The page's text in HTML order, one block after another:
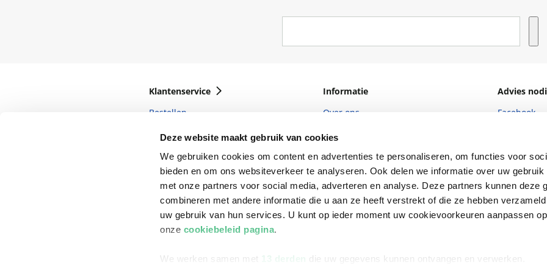
Deze website maakt gebruik van cookies
We gebruiken cookies om content en advertenties te personaliseren, om functies voor
bieden en om ons websiteverkeer te analyseren. Ook delen we informatie over uw
met onze partners voor social media, adverteren en analyse. Deze partners kunnen deze
combineren met andere informatie die u aan ze heeft verstrekt of die ze hebben
uw gebruik van hun services. U kunt op ieder moment uw cookievoorkeuren aanpassen op
onze cookiebeleid pagina.
We werken samen met 13 derden die uw gegevens kunnen ontvangen en verwerken.
Klantenservice
Bestellen
Bezorging
Betalen
Retourneren
Veelgestelde vragen
Informatie
Over ons
Vacatures
Winkels en openingstijden
Cadeaukaart
Ondernemer worden
Vulnerability Disclosure policy
Advies
Facebook
088 - 133